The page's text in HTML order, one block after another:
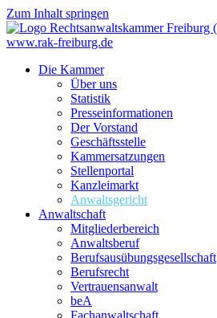
Zum Inhalt springen
Die Kammer
Über uns
Statistik
Presseinformationen
Der Vorstand
Geschäftsstelle
Kammersatzungen
Stellenportal
Kanzleimarkt
Anwaltsgericht
Anwaltschaft
Mitgliederbereich
Anwaltsberuf
Berufsausübungs­gesellschaft
Berufsrecht
Vertrauensanwalt
beA
Fachanwaltschaft